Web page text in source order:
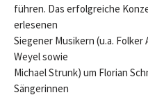
führen. Das erfolgreiche
erlesenen
Siegener Musikern (u.a.
Weyel sowie
Michael Strunk) um Florian
Sängerinnen